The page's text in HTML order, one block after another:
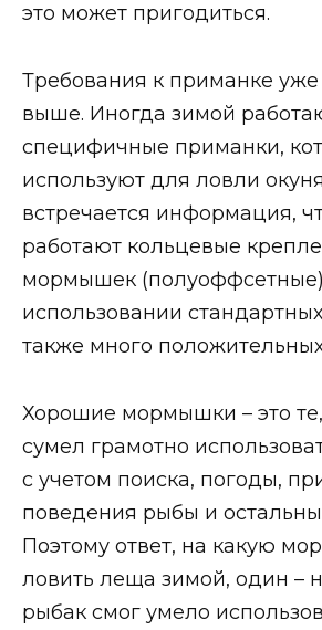
это может пригодиться.
Требования к приманке уже
выше. Иногда зимой
специфичные приманки,
используют для ловли
встречается информация,
работают кольцевые
мормышек
использовании
также много
Хорошие мормышки – это
сумел грамотно
с учетом поиска, погоды,
поведения рыбы и
Поэтому ответ, на какую
ловить леща зимой, один –
рыбак смог умело